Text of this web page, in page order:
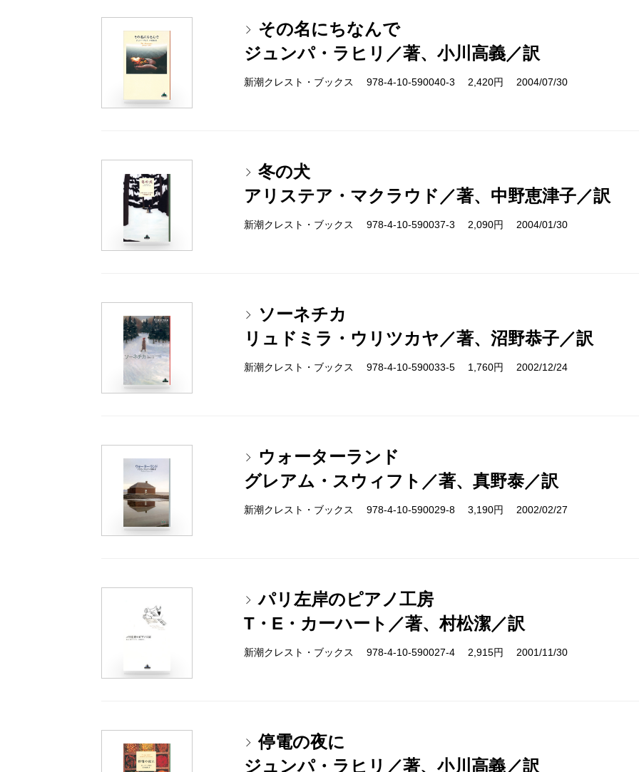
その名にちなんで
ジュンパ・ラヒリ／著、小川高義／訳
新潮クレスト・ブックス 978-4-10-590040-3 2,420円 2004/07/30
冬の犬
アリステア・マクラウド／著、中野恵津子／訳
新潮クレスト・ブックス 978-4-10-590037-3 2,090円 2004/01/30
ソーネチカ
リュドミラ・ウリツカヤ／著、沼野恭子／訳
新潮クレスト・ブックス 978-4-10-590033-5 1,760円 2002/12/24
ウォーターランド
グレアム・スウィフト／著、真野泰／訳
新潮クレスト・ブックス 978-4-10-590029-8 3,190円 2002/02/27
パリ左岸のピアノ工房
T・E・カーハート／著、村松潔／訳
新潮クレスト・ブックス 978-4-10-590027-4 2,915円 2001/11/30
停電の夜に
ジュンパ・ラヒリ／著、小川高義／訳